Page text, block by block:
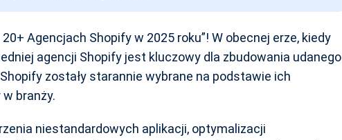
Agencjach Shopify w 2025 roku”! W obecnej erze, kiedy
agencji Shopify jest kluczowy dla zbudowania udanego
zostały starannie wybrane na podstawie ich
branży.
niestandardowych aplikacji, optymalizacji